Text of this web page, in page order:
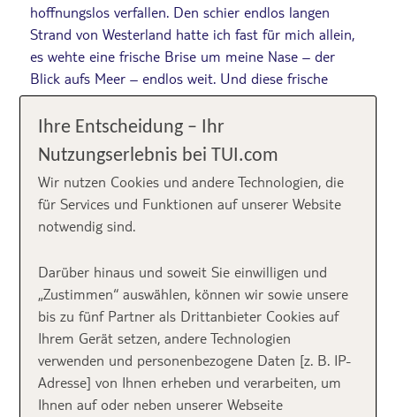
hoffnungslos verfallen. Den schier endlos langen
Strand von Westerland hatte ich fast für mich allein,
es wehte eine frische Brise um meine Nase – der
Blick aufs Meer – endlos weit. Und diese frische
salzige Meeresluft!!! Wundervoll.
Mein persönliches Highlight beim ersten Mal Sylt:
Silvester auf dieser Trauminsel zu feiern! Am Strand
von Westerland leuchteten unzählige Schwedenfeuer
im Sand – ein wirklich schönes Bild. Und auch wenn
hier eigentlich kein Feuerwerk erlaubt ist, erhellten
Nachthimmel. Einfach nur unvergesslich schön. ♡
Sylt
Sehenswürdigkeiten
Ihre Entscheidung – Ihr
Nutzungserlebnis bei TUI.com
Wir nutzen Cookies und andere Technologien, die
für Services und Funktionen auf unserer Website
notwendig sind.
Darüber hinaus und soweit Sie einwilligen und
„Zustimmen“ auswählen, können wir sowie unsere
bis zu fünf Partner als Drittanbieter Cookies auf
Ihrem Gerät setzen, andere Technologien
verwenden und personenbezogene Daten [z. B. IP-
Adresse] von Ihnen erheben und verarbeiten, um
Ihnen auf oder neben unserer Webseite